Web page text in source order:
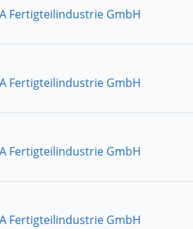
Fertigteilindustrie GmbH
Fertigteilindustrie GmbH
Fertigteilindustrie GmbH
Fertigteilindustrie GmbH